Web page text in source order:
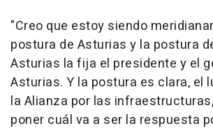
"Creo que estoy siendo
postura de Asturias y la postura
Asturias la fija el presidente y el
Asturias. Y la postura es clara, el
la Alianza por las
poner cuál va a ser la respuesta